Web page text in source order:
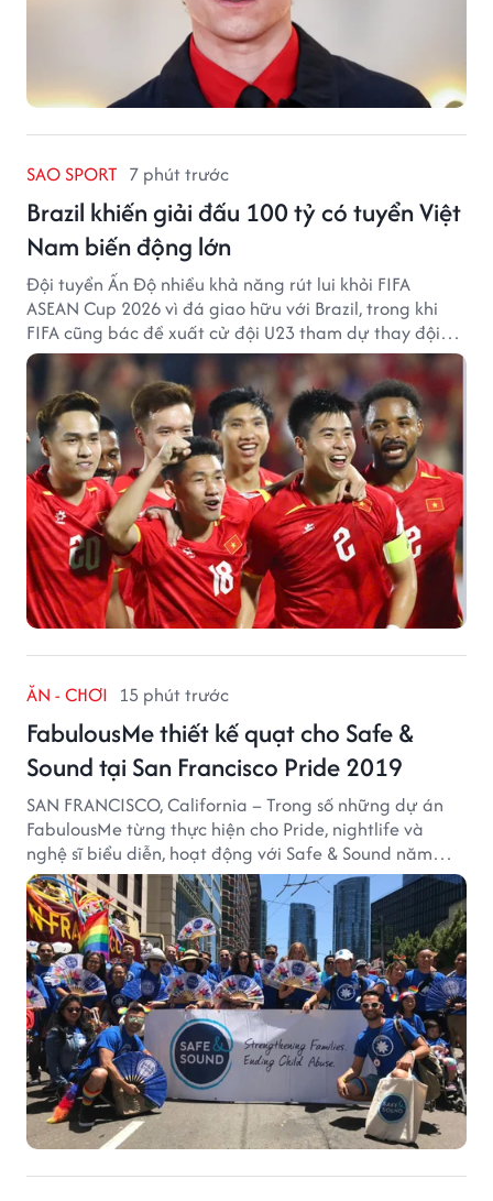
SAO SPORT 7 phút trước
Brazil khiến giải đấu 100 tỷ có tuyển Việt
Nam biến động lớn
Đội tuyển Ấn Độ nhiều khả năng rút lui khỏi FIFA
ASEAN Cup 2026 vì đá giao hữu với Brazil, trong khi
FIFA cũng bác đề xuất cử đội U23 tham dự thay đội
tuyển quốc gia.
ĂN - CHƠI 15 phút trước
FabulousMe thiết kế quạt cho Safe &
Sound tại San Francisco Pride 2019
SAN FRANCISCO, California – Trong số những dự án
FabulousMe từng thực hiện cho Pride, nightlife và
nghệ sĩ biểu diễn, hoạt động với Safe & Sound năm
2019 mang một bối cảnh khác biệt. Safe & Sound là tổ
chức phi lợi nhuận tại San Francisco hoạt động trong
lĩnh vực phòng ngừa bạo hành trẻ em, hỗ trợ gia đình
và xây dựng môi trường an toàn cho trẻ em.